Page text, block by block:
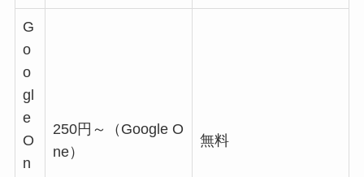
G
o
o
gl
e
O
n
250円～（Google O
ne）
無料